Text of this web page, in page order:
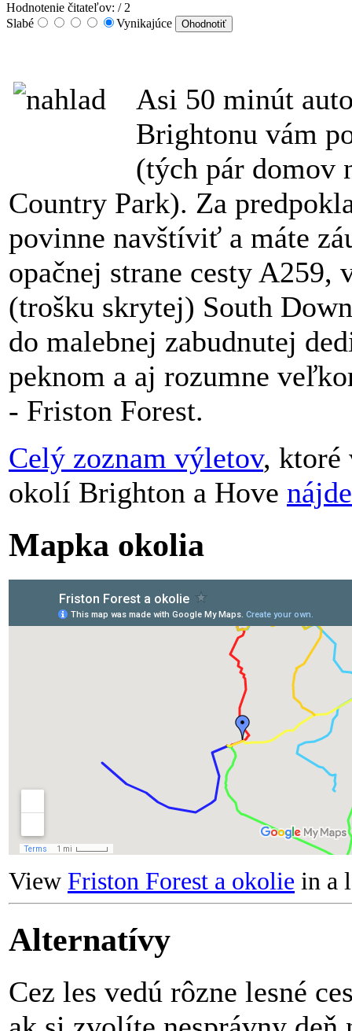
Hodnotenie čitateľov: / 2
Slabé
Vynikajúce
Asi 50 minút
Brightonu vám
(tých pár domov
Country Park). Za
povinne navštíviť a máte
opačnej strane cesty A259,
(trošku skrytej) South
do malebnej zabudnutej
peknom a aj rozumne
- Friston Forest.
Celý zoznam výletov, ktoré
okolí Brighton a Hove
Mapka okolia
View Friston Forest a okolie in a
Alternatívy
Cez les vedú rôzne lesné